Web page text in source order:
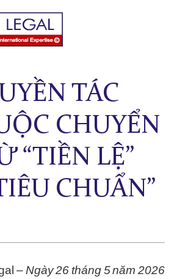
TÁC
CHUYỂN
“TIỀN LỆ”
CHUẨN”
–Ngày 26 tháng 5 năm 2026